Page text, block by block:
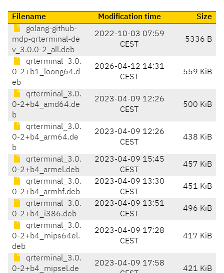
Filename Modification time
Size
golang-github-
mdp-qrterminal-de
v_3.0.0-2_all.deb
2022-10-03 07:59
CEST
5336 B
qrterminal_3.0.
0-2+b1_loong64.d
eb
2026-04-12 14:31
CEST
559 KiB
qrterminal_3.0.
0-2+b4_amd64.de
b
2023-04-09 12:26
CEST
500 KiB
qrterminal_3.0.
0-2+b4_arm64.de
b
2023-04-09 12:26
CEST
438 KiB
qrterminal_3.0.
0-2+b4_armel.deb
2023-04-09 15:45
CEST
457 KiB
qrterminal_3.0.
0-2+b4_armhf.deb
2023-04-09 13:30
CEST
451 KiB
qrterminal_3.0.
0-2+b4_i386.deb
2023-04-09 13:51
CEST
496 KiB
qrterminal_3.0.
0-2+b4_mips64el.
deb
2023-04-09 17:28
CEST
417 KiB
qrterminal_3.0.
0-2+b4_mipsel.de
2023-04-09 17:58
421 KiB